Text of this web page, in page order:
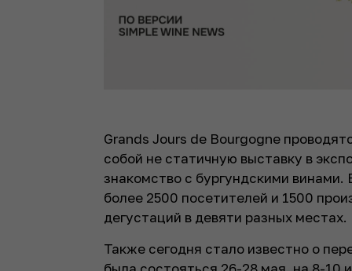
Grands Jours de Bourgogne
собой не статичную выставку в
знакомство с бургундскими
более 2500 посетителей и 1500
дегустаций в девяти разных местах.
Также сегодня стало известно о